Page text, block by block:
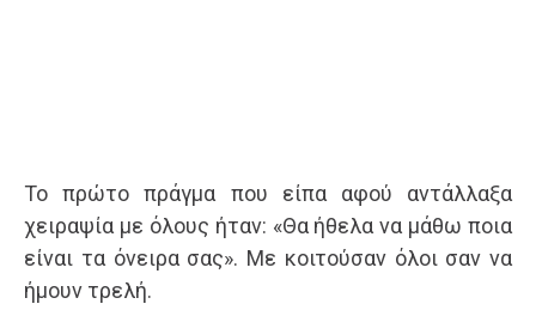
Το πρώτο πράγμα που είπα αφού αντάλλαξα
χειραψία με όλους ήταν: «Θα ήθελα να μάθω ποια
είναι τα όνειρα σας». Με κοιτούσαν όλοι σαν να
ήμουν τρελή.